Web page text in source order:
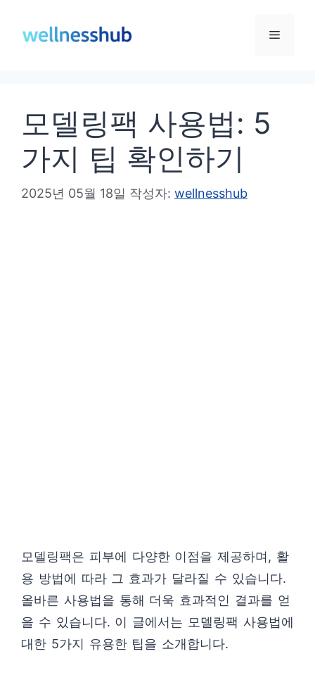
메
모델링팩 사용법: 5
가지 팁 확인하기
2025년 05월 18일 작성자: wellnesshub
모델링팩은 피부에 다양한 이점을 제공하며, 활
용 방법에 따라 그 효과가 달라질 수 있습니다.
올바른 사용법을 통해 더욱 효과적인 결과를 얻
을 수 있습니다. 이 글에서는 모델링팩 사용법에
대한 5가지 유용한 팁을 소개합니다.